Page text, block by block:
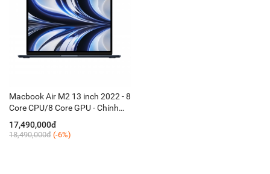
Macbook Air M2 13 inch 2022 - 8
Core CPU/8 Core GPU - Chính
17,490,000đ
18,490,000đ (-6%)